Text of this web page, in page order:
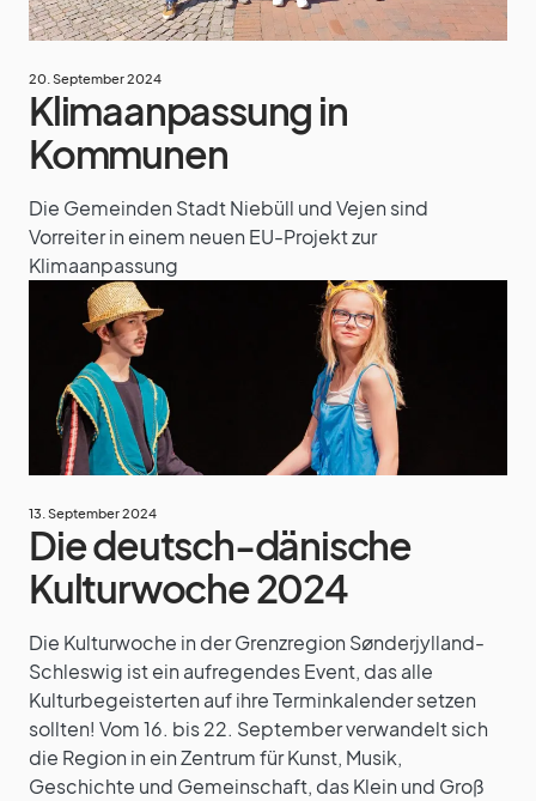
20. September 2024
Klimaanpassung in
Kommunen
Die Gemeinden Stadt Niebüll und Vejen sind
Vorreiter in einem neuen EU-Projekt zur
Klimaanpassung
13. September 2024
Die deutsch-dänische
Kulturwoche 2024
Die Kulturwoche in der Grenzregion Sønderjylland-
Schleswig ist ein aufregendes Event, das alle
Kulturbegeisterten auf ihre Terminkalender setzen
sollten! Vom 16. bis 22. September verwandelt sich
die Region in ein Zentrum für Kunst, Musik,
Geschichte und Gemeinschaft, das Klein und Groß